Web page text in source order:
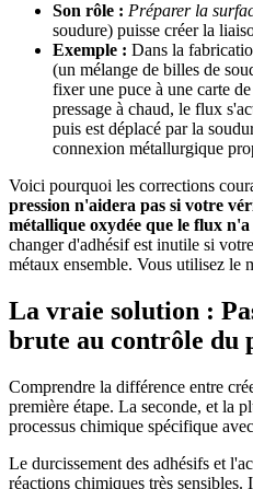
Son rôle : Préparer la
soudure) puisse créer la
Exemple : Dans la
(un mélange de billes de
fixer une puce à une carte
pressage à chaud, le flux
puis est déplacé par la
connexion métallurgique
Voici pourquoi les corrections
pression n'aidera pas si votre
métallique oxydée que le flux
changer d'adhésif est inutile si
métaux ensemble. Vous utilisez le
La vraie solution :
brute au contrôle du
Comprendre la différence entre
première étape. La seconde, et la
processus chimique spécifique
Le durcissement des adhésifs et
réactions chimiques très sensibles.